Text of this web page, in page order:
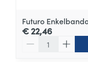
Futuro
€ 22,46